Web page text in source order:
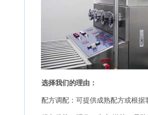
选择我们的理由：
配方调配：可提供成熟配方或根据